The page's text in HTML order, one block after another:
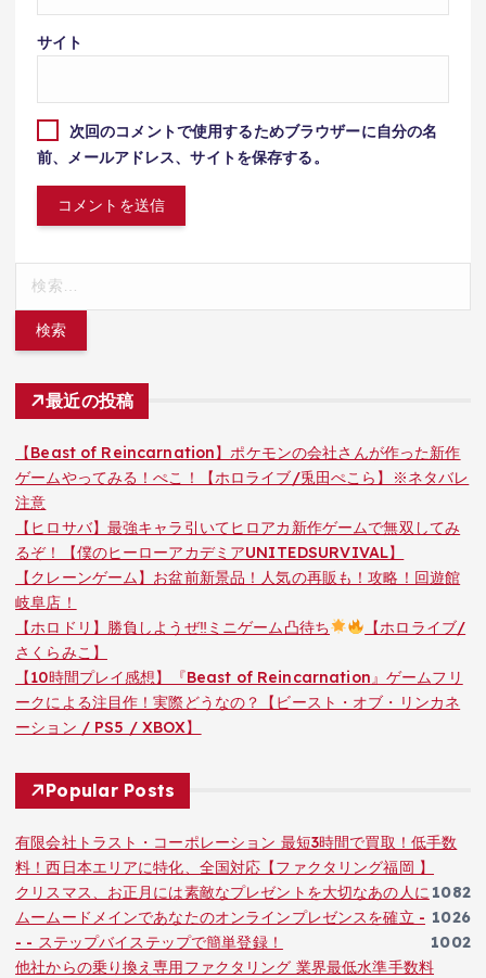
サイト
次回のコメントで使用するためブラウザーに自分の名
前、メールアドレス、サイトを保存する。
最近の投稿
【Beast of Reincarnation】ポケモンの会社さんが作った新作
ゲームやってみる！ぺこ！【ホロライブ/兎田ぺこら】※ネタバレ
注意
【ヒロサバ】最強キャラ引いてヒロアカ新作ゲームで無双してみ
るぞ！【僕のヒーローアカデミアUNITEDSURVIVAL】
【クレーンゲーム】お盆前新景品！人気の再販も！攻略！回遊館
岐阜店！
【ホロドリ】勝負しようぜ‼ミニゲーム凸待ち
【ホロライブ/
さくらみこ】
【10時間プレイ感想】『Beast of Reincarnation』ゲームフリ
ークによる注目作！実際どうなの？【ビースト・オブ・リンカネ
ーション / PS5 / XBOX】
Popular Posts
有限会社トラスト・コーポレーション 最短3時間で買取！低手数
料！西日本エリアに特化、全国対応【ファクタリング福岡 】
1082
クリスマス、お正月には素敵なプレゼントを大切なあの人に
1026
ムームードメインであなたのオンラインプレゼンスを確立 -
- - ステップバイステップで簡単登録！
1002
他社からの乗り換え専用ファクタリング 業界最低水準手数料